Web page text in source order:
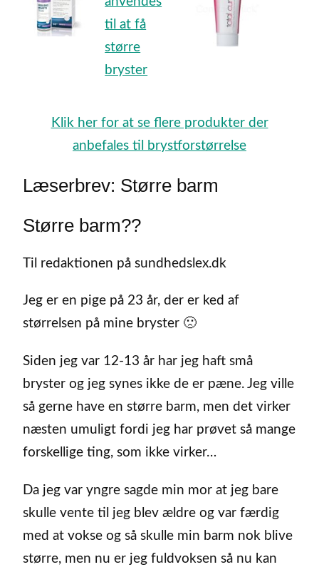
Klik her for at se flere produkter der
anbefales til brystforstørrelse
Læserbrev: Større barm
Større barm??
Til redaktionen på sundhedslex.dk
Jeg er en pige på 23 år, der er ked af
størrelsen på mine bryster 🙁
Siden jeg var 12-13 år har jeg haft små
bryster og jeg synes ikke de er pæne. Jeg ville
så gerne have en større barm, men det virker
næsten umuligt fordi jeg har prøvet så mange
forskellige ting, som ikke virker…
Da jeg var yngre sagde min mor at jeg bare
skulle vente til jeg blev ældre og var færdig
med at vokse og så skulle min barm nok blive
større, men nu er jeg fuldvoksen så nu kan